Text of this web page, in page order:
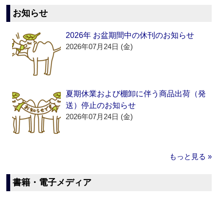
お知らせ
2026年 お盆期間中の休刊のお知らせ
2026年07月24日 (金)
夏期休業および棚卸に伴う商品出荷（発
送）停止のお知らせ
2026年07月24日 (金)
もっと見る »
書籍・電子メディア